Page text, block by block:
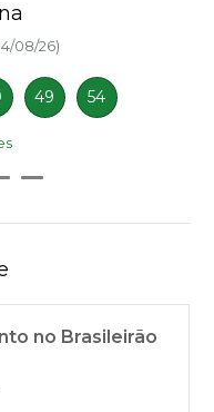
08/26)
49 54
no Brasileirão